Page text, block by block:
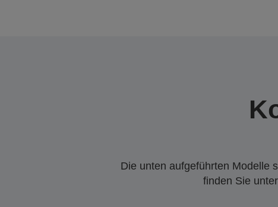
Die unten aufgeführten Modelle
finden Sie